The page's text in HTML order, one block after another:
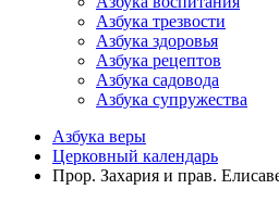
Азбука трезвости
Азбука здоровья
Азбука рецептов
Азбука садовода
Азбука супружества
Азбука веры
Церковный календарь
Прор. Захария и прав.